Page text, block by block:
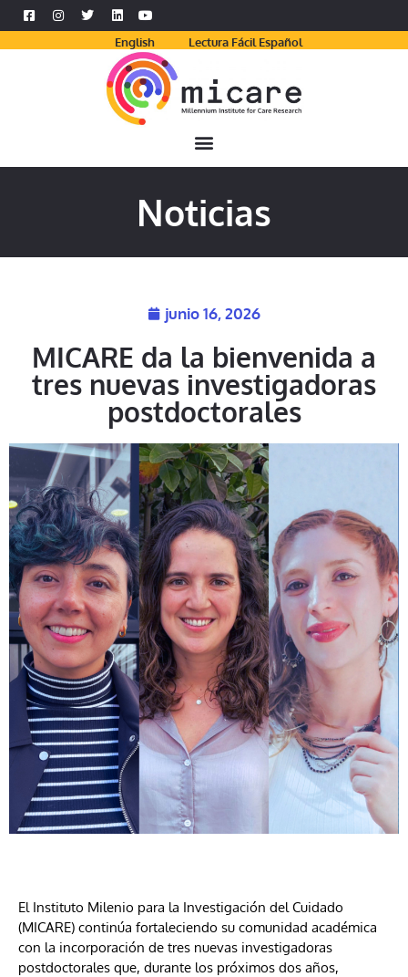
English Lectura Fácil Español
Noticias
junio 16, 2026
MICARE da la bienvenida a
tres nuevas investigadoras
postdoctorales
El Instituto Milenio para la Investigación del Cuidado
(MICARE) continúa fortaleciendo su comunidad académica
con la incorporación de tres nuevas investigadoras
postdoctorales que, durante los próximos dos años,